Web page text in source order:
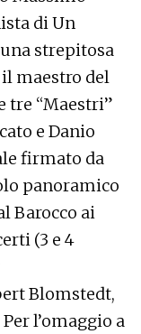
di Un
strepitosa
maestro del
tre “Maestri”
e Danio
firmato da
panoramico
Barocco ai
(3 e 4
Blomstedt,
l’omaggio a